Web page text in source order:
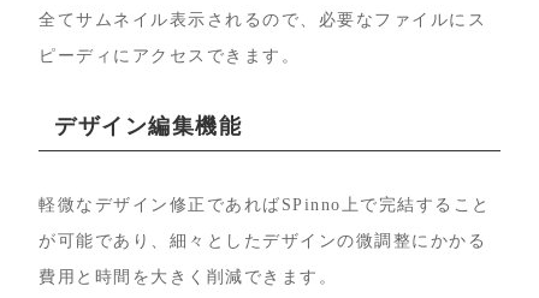
全てサムネイル表示されるので、必要なファイルにス
ピーディにアクセスできます。
デザイン編集機能
軽微なデザイン修正であればSPinno上で完結すること
が可能であり、細々としたデザインの微調整にかかる
費用と時間を大きく削減できます。